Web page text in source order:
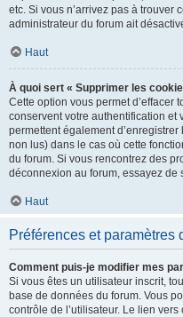
etc. Si vous n’arrivez pas à trouver
administrateur du forum ait
Haut
À quoi sert « Supprimer les
Cette option vous permet d’effacer
conservent votre authentification et
permettent également
non lus) dans le cas où cette
du forum. Si vous rencontrez des
déconnexion au forum, essayez de
Haut
Préférences et paramètres
Comment puis-je modifier mes
Si vous êtes un utilisateur inscrit,
base de données du forum. Vous
contrôle de l’utilisateur. Le lien